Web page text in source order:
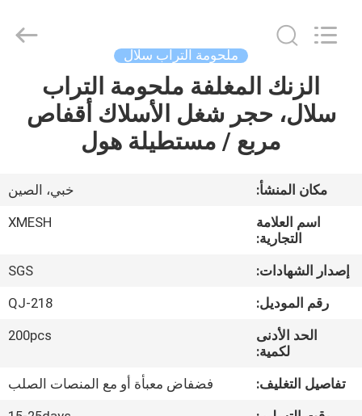
الصفحة
الرئيسية
معلومات
جولة
مراقبة
ملحومة التراب سلال
الزنك المغلفة ملحومة التراب
سلال، حجر شغل الأسلاك أقفاص
مربع / مستطيلة هول
مكان المنشأ:
خبي، الصين
اسم العلامة
التجارية:
XMESH
إصدار الشهادات:
SGS
رقم الموديل:
QJ-218
الحد الأدنى
لكمية:
200pcs
تفاصيل التغليف:
فضفاض معبأة أو مع المنصات الصلب